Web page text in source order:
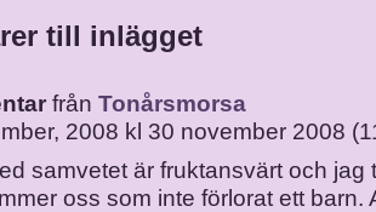
till inlägget
från Tonårsmorsa
2008 kl 30 november 2008
samvetet är fruktansvärt och jag
oss som inte förlorat ett barn.